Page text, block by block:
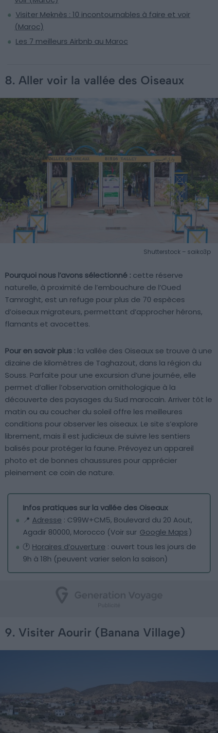
Visiter Meknès : 10 incontournables à faire et voir
(Maroc)
Les 7 meilleurs Airbnb au Maroc
8. Aller voir la vallée des Oiseaux
Shutterstock – saiko3p
Pourquoi nous l’avons sélectionné : cette réserve
naturelle, à proximité de l’embouchure de l’Oued
Tamraght, est un refuge pour plus de 70 espèces
d’oiseaux migrateurs, permettant d’approcher hérons,
flamants et avocettes.
Pour en savoir plus : la vallée des Oiseaux se trouve à une
dizaine de kilomètres de Taghazout, dans la région du
Souss. Parfaite pour une excursion d’une journée, elle
permet d’allier l’observation ornithologique à la
découverte des paysages du Sud marocain. Arriver tôt le
matin ou au coucher du soleil offre les meilleures
conditions pour observer les oiseaux. Le site s’explore
librement, mais il est judicieux de suivre les sentiers
balisés pour protéger la faune. Prévoyez un appareil
photo et de bonnes chaussures pour apprécier
pleinement ce coin de nature.
Infos pratiques sur la vallée des Oiseaux
📍 Adresse : C99W+CM5, Boulevard du 20 Aout,
Agadir 80000, Morocco (Voir sur Google Maps)
🕐 Horaires d’ouverture : ouvert tous les jours de
9h à 18h (peuvent varier selon la saison)
9. Visiter Aourir (Banana Village)